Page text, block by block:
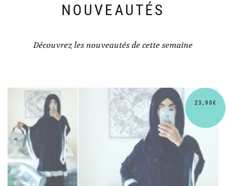
NOUVEAUTÉS
Découvrez les nouveautés de cette semaine
30,90